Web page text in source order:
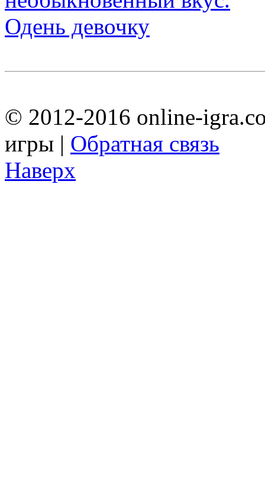
Одень девочку
© 2012-2016 online-
игры | Обратная связь
Наверх